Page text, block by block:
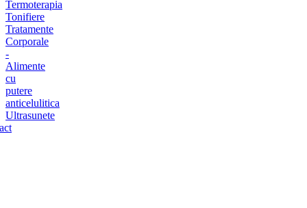
Termoterapia
Tonifiere
Tratamente
Corporale
-
Alimente
cu
putere
anticelulitica
Ultrasunete